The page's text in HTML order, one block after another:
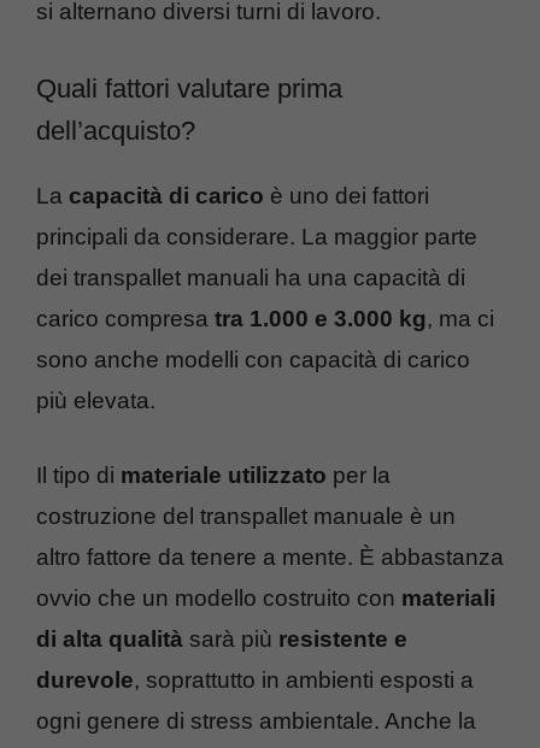
si alternano diversi turni di lavoro.
Quali fattori valutare prima
dell’acquisto?
La capacità di carico è uno dei fattori
principali da considerare. La maggior parte
dei transpallet manuali ha una capacità di
carico compresa tra 1.000 e 3.000 kg, ma ci
sono anche modelli con capacità di carico
più elevata.
Il tipo di materiale utilizzato per la
costruzione del transpallet manuale è un
altro fattore da tenere a mente. È abbastanza
ovvio che un modello costruito con materiali
di alta qualità sarà più resistente e
durevole, soprattutto in ambienti esposti a
ogni genere di stress ambientale. Anche la